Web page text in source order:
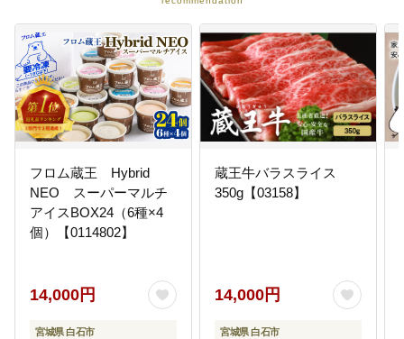
フロム蔵王 Hybrid
NEO スーパーマルチ
アイスBOX24（6種×4
個）【0114802】
14,000円
宮城県 白石市
蔵王牛バラスライス
350g【03158】
14,000円
宮城県 白石市